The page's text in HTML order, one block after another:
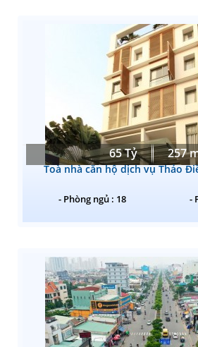
65 Tỷ 257
Toà nhà căn hộ dịch vụ Thảo
- Phòng ngủ : 18 -